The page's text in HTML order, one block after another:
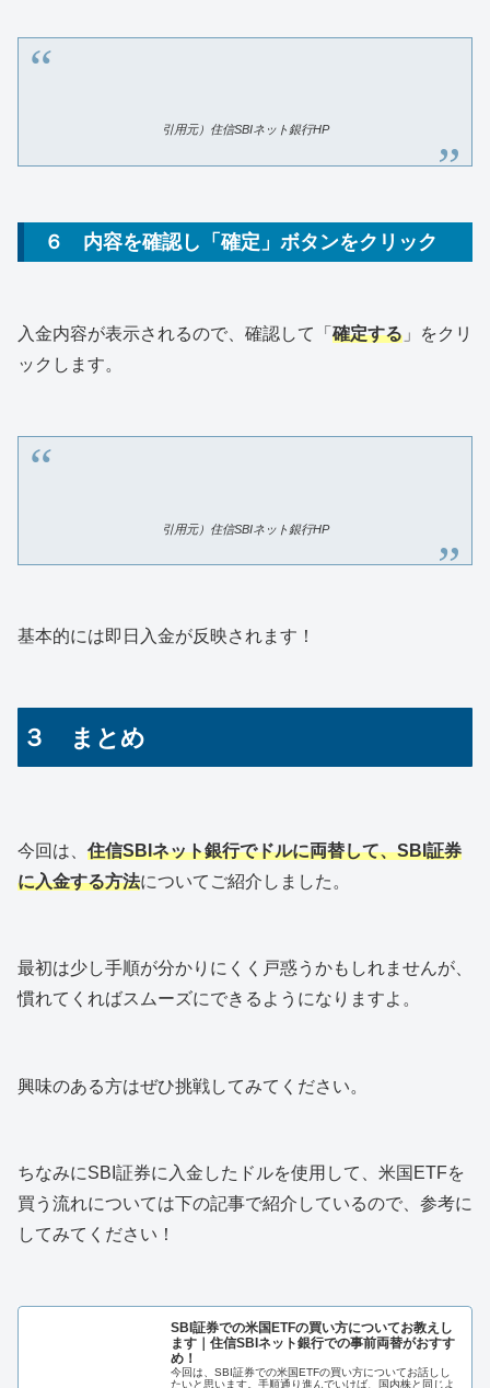
引用元）住信SBIネット銀行HP
６ 内容を確認し「確定」ボタンをクリック
入金内容が表示されるので、確認して「 確定する 」をクリ
ックします。
引用元）住信SBIネット銀行HP
基本的には即日入金が反映されます！
３ まとめ
今回は、 住信SBIネット銀行でドルに両替して、SBI証券
に入金する方法についてご紹介しました。
最初は少し手順が分かりにくく戸惑うかもしれませんが、
慣れてくればスムーズにできるようになりますよ。
興味のある方はぜひ挑戦してみてください。
ちなみにSBI証券に入金したドルを使用して、米国ETFを
買う流れについては下の記事で紹介しているので、参考に
してみてください！
SBI証券での米国ETFの買い方についてお教えし
ます｜住信SBIネット銀行での事前両替がおすす
め！
今回は、SBI証券での米国ETFの買い方についてお話しし
たいと思います。手順通り進んでいけば、国内株と同じよ